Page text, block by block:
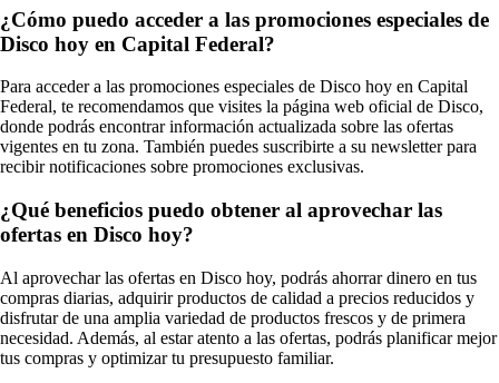
¿Cómo puedo acceder a las promociones especiales de
Disco hoy en Capital Federal?
Para acceder a las promociones especiales de Disco hoy en Capital
Federal, te recomendamos que visites la página web oficial de Disco,
donde podrás encontrar información actualizada sobre las ofertas
vigentes en tu zona. También puedes suscribirte a su newsletter para
recibir notificaciones sobre promociones exclusivas.
¿Qué beneficios puedo obtener al aprovechar las
ofertas en Disco hoy?
Al aprovechar las ofertas en Disco hoy, podrás ahorrar dinero en tus
compras diarias, adquirir productos de calidad a precios reducidos y
disfrutar de una amplia variedad de productos frescos y de primera
necesidad. Además, al estar atento a las ofertas, podrás planificar mejor
tus compras y optimizar tu presupuesto familiar.